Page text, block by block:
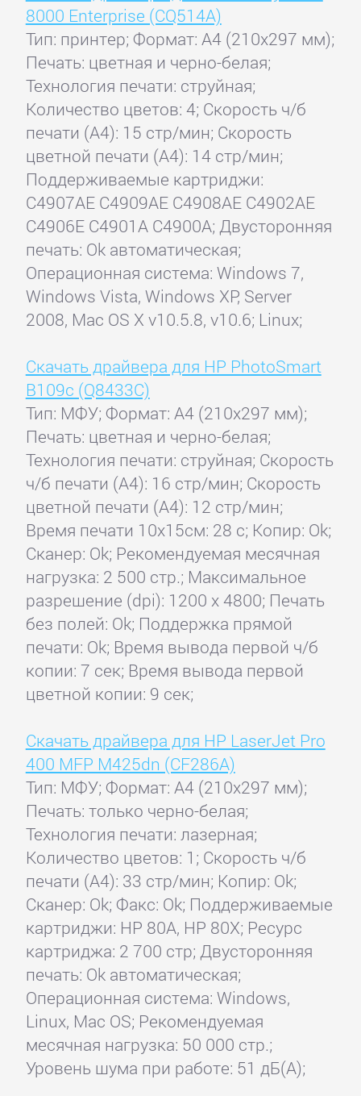
8000 Enterprise (CQ514A)
Тип: принтер; Формат: A4 (210x297 мм);
Печать: цветная и черно-белая;
Технология печати: струйная;
Количество цветов: 4; Скорость ч/б
печати (А4): 15 стр/мин; Скорость
цветной печати (А4): 14 стр/мин;
Поддерживаемые картриджи:
C4907AE C4909AE C4908AE C4902AE
C4906E C4901A C4900A; Двусторонняя
печать: Ok автоматическая;
Операционная система: Windows 7,
Windows Vista, Windows XP, Server
2008, Mac OS X v10.5.8, v10.6; Linux;
Скачать драйвера для HP PhotoSmart
B109c (Q8433C)
Тип: МФУ; Формат: A4 (210x297 мм);
Печать: цветная и черно-белая;
Технология печати: струйная; Скорость
ч/б печати (А4): 16 стр/мин; Скорость
цветной печати (А4): 12 стр/мин;
Время печати 10x15см: 28 с; Копир: Ok;
Сканер: Ok; Рекомендуемая месячная
нагрузка: 2 500 стр.; Максимальное
разрешение (dpi): 1200 x 4800; Печать
без полей: Ok; Поддержка прямой
печати: Ok; Время вывода первой ч/б
копии: 7 сек; Время вывода первой
цветной копии: 9 сек;
Скачать драйвера для HP LaserJet Pro
400 MFP M425dn (CF286A)
Тип: МФУ; Формат: A4 (210x297 мм);
Печать: только черно-белая;
Технология печати: лазерная;
Количество цветов: 1; Скорость ч/б
печати (А4): 33 стр/мин; Копир: Ok;
Сканер: Ok; Факс: Ok; Поддерживаемые
картриджи: HP 80A, HP 80X; Ресурс
картриджа: 2 700 стр; Двусторонняя
печать: Ok автоматическая;
Операционная система: Windows,
Linux, Mac OS; Рекомендуемая
месячная нагрузка: 50 000 стр.;
Уровень шума при работе: 51 дБ(А);